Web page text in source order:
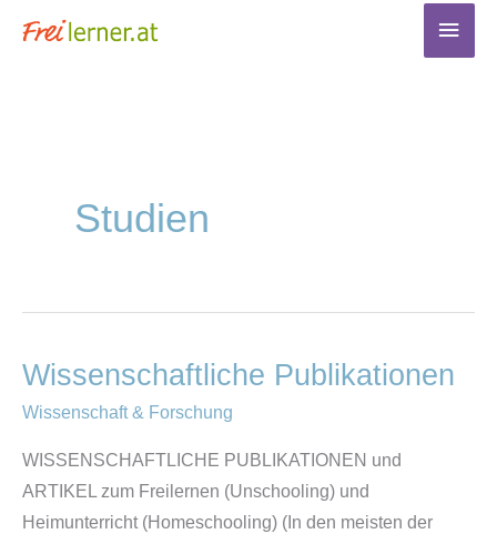
Inhalt
Studien
Wissenschaftliche Publikationen
Wissenschaft & Forschung
WISSENSCHAFTLICHE PUBLIKATIONEN und
ARTIKEL zum Freilernen (Unschooling) und
Heimunterricht (Homeschooling) (In den meisten der
Wissenschaftliche